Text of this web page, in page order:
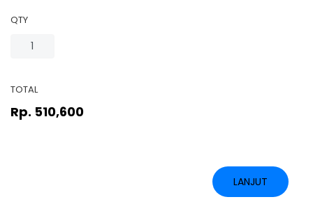
QTY
TOTAL
Rp. 510,600
LANJUT